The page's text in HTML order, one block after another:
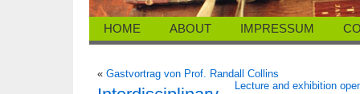
HOME ABOUT IMPRESSUM
« Gastvortrag von Prof. Randall Collins
Lecture and exhibition